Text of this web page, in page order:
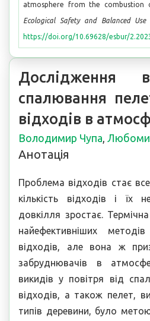
Дослідження
спалювання
відходів в
Володимир Чупа,
Анотація
Проблема відходів стає
кількість відходів і їх
довкілля зростає.
найефективніших
відходів, але вона ж
забруднювачів в
викидів у повітря від
відходів, а також пелет,
типів деревини, було
atmosphere from the combustion
Ecological Safety and Balanced Use
https://doi.org/10.69628/esbur/